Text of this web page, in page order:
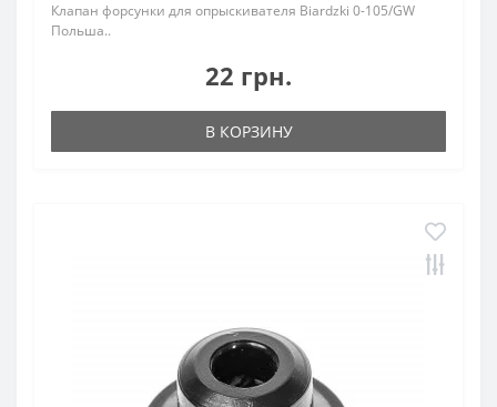
Клапан форсунки для опрыскивателя Biardzki 0-105/GW
Польша..
22 грн.
В КОРЗИНУ